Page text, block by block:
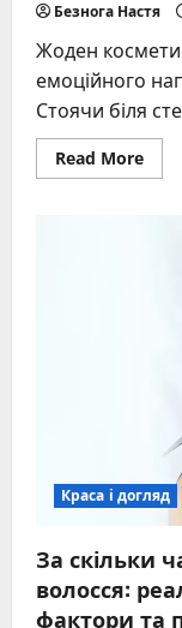
Безнога Настя
Жоден
емоційного
Стоячи біля
Read MoreRead
more
Краса і догляд
За скільки
волосся:
фактори та